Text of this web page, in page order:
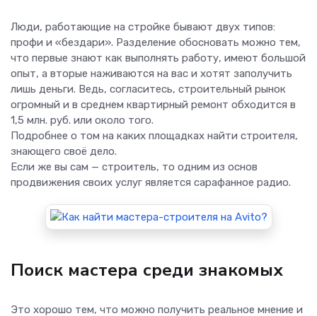
Люди, работающие на стройке бывают двух типов:
профи и «бездари». Разделение обосновать можно тем,
что первые знают как выполнять работу, имеют большой
опыт, а вторые наживаются на вас и хотят заполучить
лишь деньги. Ведь, согласитесь, строительный рынок
огромный и в среднем квартирный ремонт обходится в
1,5 млн. руб. или около того.
Подробнее о том на каких площадках найти строителя,
знающего своё дело.
Если же вы сам — строитель, то одним из основ
продвижения своих услуг является сарафанное радио.
Поиск мастера среди знакомых
Это хорошо тем, что можно получить реальное мнение и